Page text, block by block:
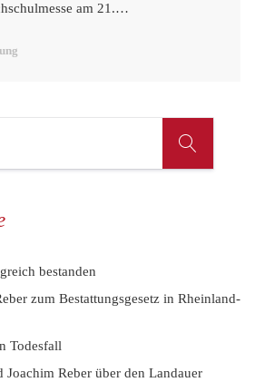
am 21.…
bestanden
zum Bestattungsgesetz in Rheinland-
Todesfall
Joachim Reber über den Landauer